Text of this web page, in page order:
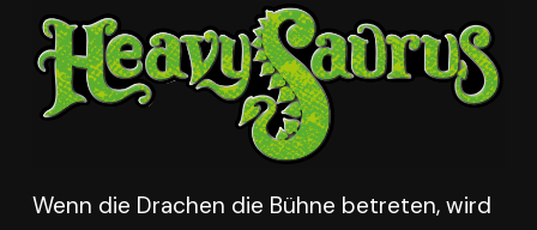
Wenn die Drachen die Bühne betreten, wird